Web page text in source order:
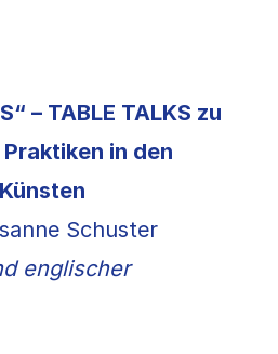
– TABLE TALKS zu
in den
Schuster
englischer